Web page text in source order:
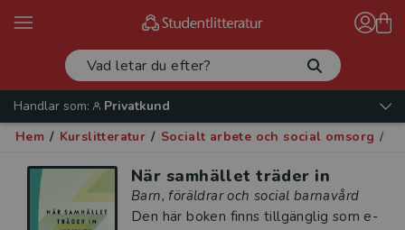
Handlar som:
Privatkund
Hem / Kurslitteratur / Socialt arbete och social omsorg /
När samhället träder in
Barn, föräldrar och social barnavård
Den här boken finns tillgänglig som e-